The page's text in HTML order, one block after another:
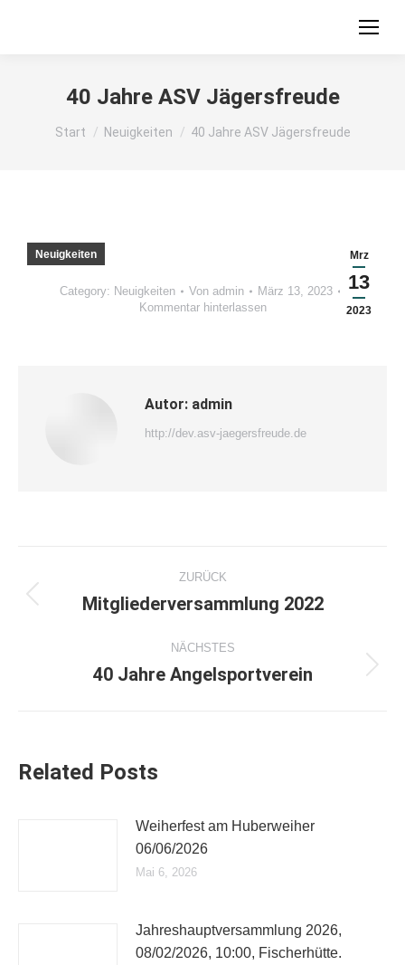
40 Jahre ASV Jägersfreude
Sie befinden sich hier:
Start Neuigkeiten 40 Jahre ASV Jägersfreude
Mrz
13
2023
Neuigkeiten
Category: Neuigkeiten Von admin
März 13, 2023
Kommentar hinterlassen
Autor: admin
http://dev.asv-jaegersfreude.de
Kommentarnavigation
ZURÜCK
Vorheriger
Mitgliederversammlung 2022
NÄCHSTES
Nächster
40 Jahre Angelsportverein
Related Posts
Weiherfest am Huberweiher
06/06/2026
Mai 6, 2026
Jahreshauptversammlung 2026,
08/02/2026, 10:00, Fischerhütte.